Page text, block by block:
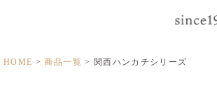
HOME 商品一覧 関西ハンカチシリーズ